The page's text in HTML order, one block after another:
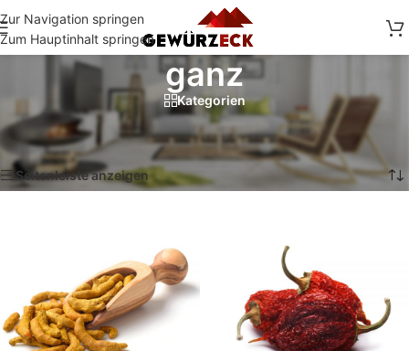
Zur Navigation springen
Zum Hauptinhalt springen
ganz
Kategorien
Start/Shop
Produkte verschlagwortet mit „ganz“
Alle 5 Ergebnisse werden angezeigt
Seitenleiste anzeigen